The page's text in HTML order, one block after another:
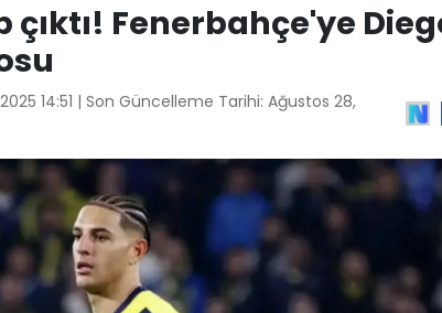
Fenerbahçe'ye
14:51 | Son Güncelleme Tarihi: Ağustos 28,